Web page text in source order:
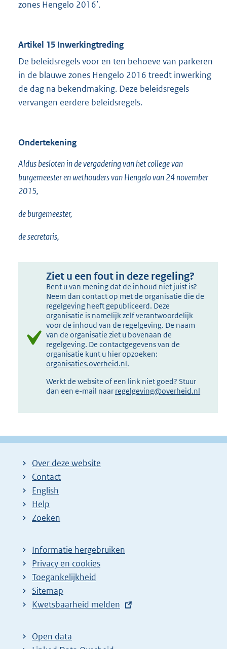
zones Hengelo 2016’.
Artikel 15 Inwerkingtreding
De beleidsregels voor en ten behoeve van parkeren
in de blauwe zones Hengelo 2016 treedt inwerking
de dag na bekendmaking. Deze beleidsregels
vervangen eerdere beleidsregels.
Ondertekening
Aldus besloten in de vergadering van het college van
burgemeester en wethouders van Hengelo van 24 november
2015,
de burgemeester,
de secretaris,
Ziet u een fout in deze regeling?
Bent u van mening dat de inhoud niet juist is?
Neem dan contact op met de organisatie die de
regelgeving heeft gepubliceerd. Deze
organisatie is namelijk zelf verantwoordelijk
voor de inhoud van de regelgeving. De naam
van de organisatie ziet u bovenaan de
regelgeving. De contactgegevens van de
organisatie kunt u hier opzoeken:
organisaties.overheid.nl.
Werkt de website of een link niet goed? Stuur
dan een e-mail naar regelgeving@overheid.nl
Over deze website
Contact
English
Help
Zoeken
Informatie hergebruiken
Privacy en cookies
Toegankelijkheid
Sitemap
E
t
e
Kwetsbaarheid melden
Open data